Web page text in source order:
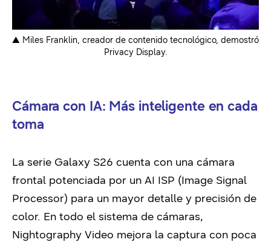
▲ Miles Franklin, creador de contenido tecnológico, demostró
Privacy Display.
Cámara con IA: Más inteligente en cada
toma
La serie Galaxy S26 cuenta con una cámara
frontal potenciada por un AI ISP (Image Signal
Processor) para un mayor detalle y precisión de
color. En todo el sistema de cámaras,
Nightography Video mejora la captura con poca